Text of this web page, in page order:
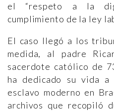
el “respeto a la
cumplimiento de la ley
El caso llegó a los
medida, al padre
sacerdote católico de
ha dedicado su vida a
esclavo moderno en
archivos que recopiló